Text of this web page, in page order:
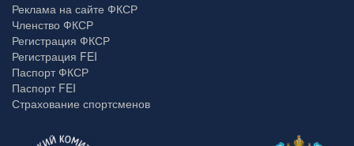
Реклама на сайте ФКСР
Членство ФКСР
Регистрация ФКСР
Регистрация FEI
Паспорт ФКСР
Паспорт FEI
Страхование спортсменов